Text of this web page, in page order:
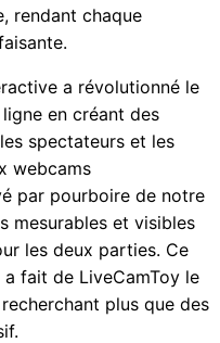
rendant chaque
a révolutionné le
en créant des
spectateurs et les
webcams
par pourboire de notre
mesurables et visibles
les deux parties. Ce
fait de LiveCamToy le
plus que des